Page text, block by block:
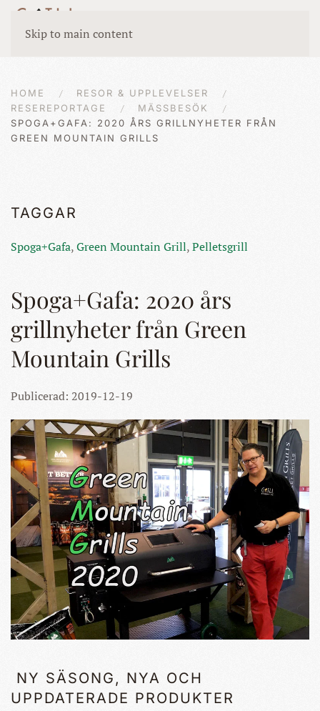
Skip to main content
HOME
RESOR & UPPLEVELSER
RESEREPORTAGE
MÄSSBESÖK
SPOGA+GAFA: 2020 ÅRS GRILLNYHETER FRÅN
GREEN MOUNTAIN GRILLS
TAGGAR
Spoga+Gafa,Green Mountain Grill,Pelletsgrill
Spoga+Gafa: 2020 års
grillnyheter från Green
Mountain Grills
Publicerad: 2019-12-19
NY SÄSONG, NYA OCH
UPPDATERADE PRODUKTER